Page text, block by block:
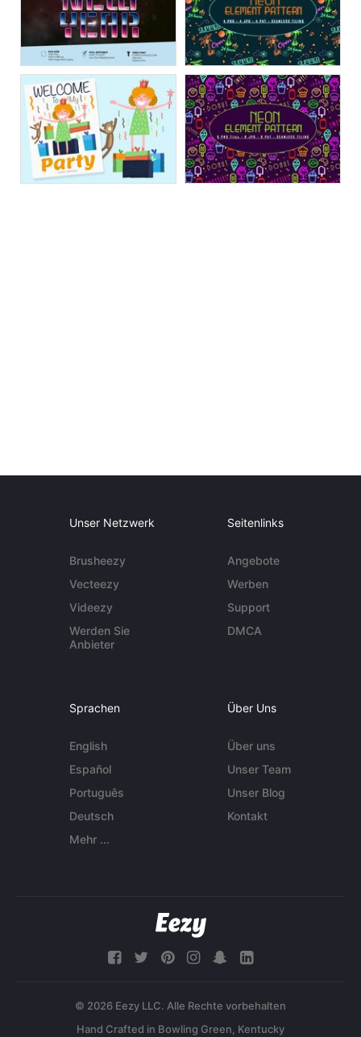
Unser Netzwerk
Brusheezy
Vecteezy
Videezy
Werden Sie
Anbieter
Seitenlinks
Angebote
Werben
Support
DMCA
Sprachen
English
Español
Português
Deutsch
Mehr ...
Über Uns
Über uns
Unser Team
Unser Blog
Kontakt
© 2026 Eezy LLC. Alle Rechte vorbehalten